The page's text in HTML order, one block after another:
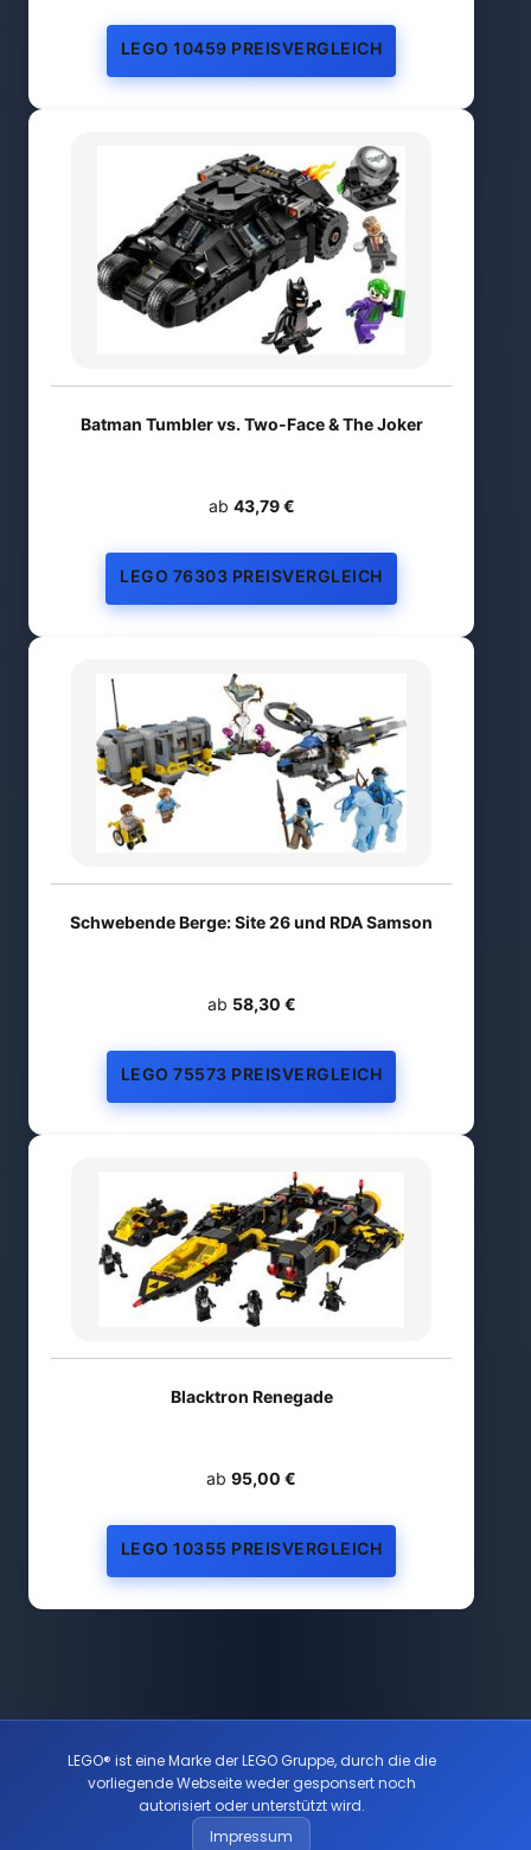
LEGO 10459 PREISVERGLEICH
Batman Tumbler vs. Two-Face & The Joker
ab 43,79 €
LEGO 76303 PREISVERGLEICH
Schwebende Berge: Site 26 und RDA Samson
ab 58,30 €
LEGO 75573 PREISVERGLEICH
Blacktron Renegade
ab 95,00 €
LEGO 10355 PREISVERGLEICH
LEGO® ist eine Marke der LEGO Gruppe, durch die die
vorliegende Webseite weder gesponsert noch
autorisiert oder unterstützt wird.
Impressum